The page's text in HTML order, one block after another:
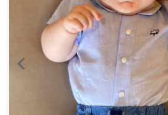
Dárkové
balení